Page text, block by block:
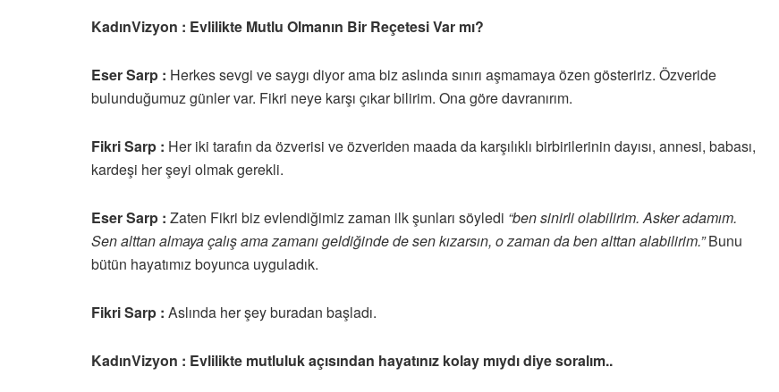
KadınVizyon : Evlilikte Mutlu Olmanın Bir Reçetesi Var mı?
Eser Sarp : Herkes sevgi ve saygı diyor ama biz aslında sınırı aşmamaya özen gösteririz. Özveride
bulunduğumuz günler var. Fikri neye karşı çıkar bilirim. Ona göre davranırım.
Fikri Sarp : Her iki tarafın da özverisi ve özveriden maada da karşılıklı birbirilerinin dayısı, annesi, babası,
kardeşi her şeyi olmak gerekli.
Eser Sarp : Zaten Fikri biz evlendiğimiz zaman ilk şunları söyledi “ben sinirli olabilirim. Asker adamım.
Sen alttan almaya çalış ama zamanı geldiğinde de sen kızarsın, o zaman da ben alttan alabilirim.”Bunu
bütün hayatımız boyunca uyguladık.
Fikri Sarp : Aslında her şey buradan başladı.
KadınVizyon : Evlilikte mutluluk açısından hayatınız kolay mıydı diye soralım..